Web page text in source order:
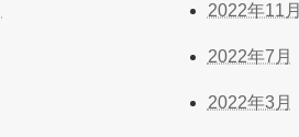
2022年11月
2022年7月
2022年3月